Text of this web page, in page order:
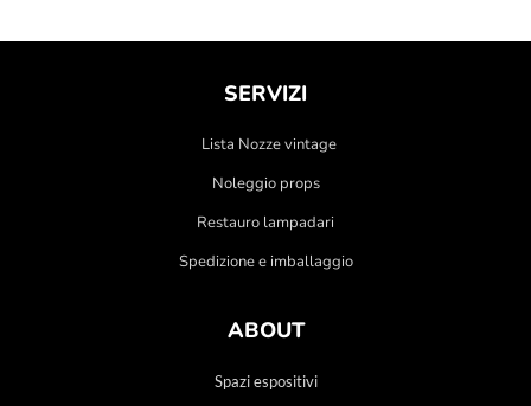
SERVIZI
Lista Nozze vintage
Noleggio props
Restauro lampadari
Spedizione e imballaggio
ABOUT
Spazi espositivi